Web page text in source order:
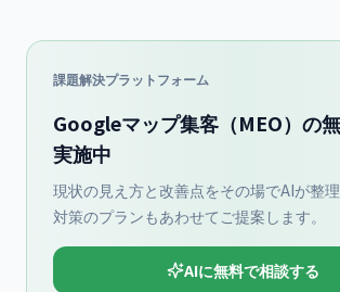
課題解決プラットフォーム
Googleマップ集客（MEO）の
実施中
現状の見え方と改善点をその場でAIが整
対策のプランもあわせてご提案します。
AIに無料で相談する